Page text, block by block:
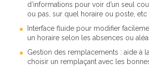
d’informations pour voir d’un seul
ou pas, sur quel horaire ou poste, etc
Interface fluide pour modifier
un horaire selon les absences ou
Gestion des remplacements : aide à
choisir un remplaçant avec les